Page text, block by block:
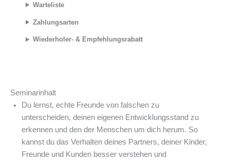
Warteliste
Zahlungsarten
Wiederholer- & Empfehlungsrabatt
Seminarinhalt
Du lernst, echte Freunde von falschen zu
unterscheiden, deinen eigenen Entwicklungsstand zu
erkennen und den der Menschen um dich herum. So
kannst du das Verhalten deines Partners, deiner Kinder,
Freunde und Kunden besser verstehen und